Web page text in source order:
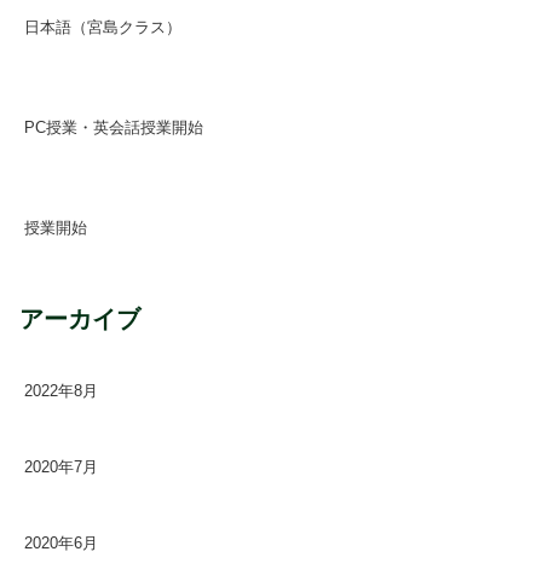
日本語（宮島クラス）
PC授業・英会話授業開始
授業開始
アーカイブ
2022年8月
2020年7月
2020年6月